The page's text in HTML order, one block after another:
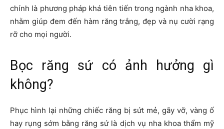
chính là phương pháp khá tiên tiến trong ngành nha khoa,
nhằm giúp đem đến hàm răng trắng, đẹp và nụ cười rạng
rỡ cho mọi người.
Bọc răng sứ có ảnh hưởng gì
không?
Phục hình lại những chiếc răng bị sứt mẻ, gãy vỡ, vàng ố
hay rụng sớm bằng răng sứ là dịch vụ nha khoa thẩm mỹ